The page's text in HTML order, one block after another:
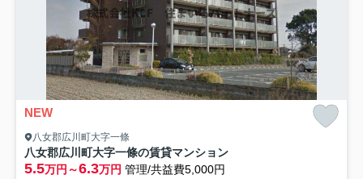
NEW
八女郡広川町大字一條
八女郡広川町大字一條の賃貸マンション
5.5万円～6.3万円 管理/共益費5,000円